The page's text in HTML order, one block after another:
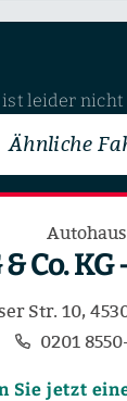
ist leider
Ähnliche
Autohaus
& Co.
Str. 10,
0201
Sie jetzt